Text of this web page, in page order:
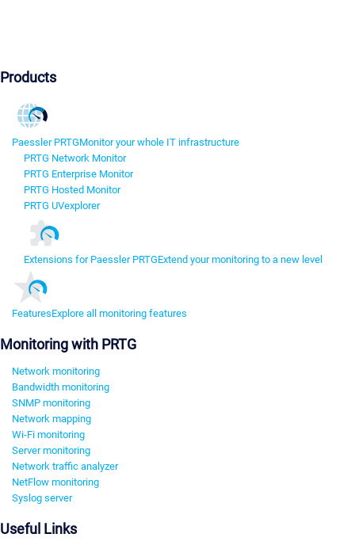
Products
Paessler PRTGMonitor your whole IT infrastructure
PRTG Network Monitor
PRTG Enterprise Monitor
PRTG Hosted Monitor
PRTG UVexplorer
Extensions for Paessler PRTGExtend your monitoring to a new level
FeaturesExplore all monitoring features
Monitoring with PRTG
Network monitoring
Bandwidth monitoring
SNMP monitoring
Network mapping
Wi-Fi monitoring
Server monitoring
Network traffic analyzer
NetFlow monitoring
Syslog server
Useful Links